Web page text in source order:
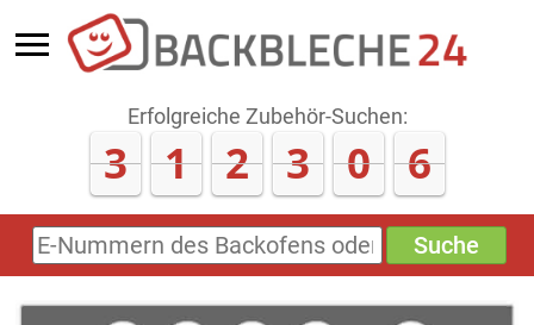
Erfolgreiche Zubehör-Suchen:
3 1 2 3 0 9
E-
Nummern
Suche